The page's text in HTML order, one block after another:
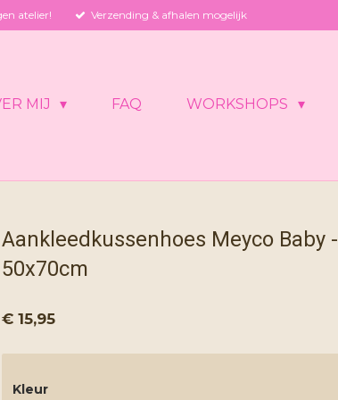
atelier! Verzending & afhalen mogelijk
MIJ FAQ WORKSHOPS
Aankleedkussenhoes Meyco Baby -
50x70cm
€ 15,95
Kleur